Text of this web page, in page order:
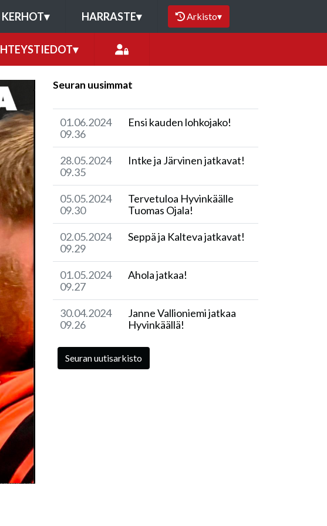
KERHOT▾ HARRASTE▾ Arkisto▾
▾
Seuran uusimmat
01.06.2024
09.36
Ensi kauden lohkojako!
28.05.2024
09.35
Intke ja Järvinen jatkavat!
05.05.2024
09.30
Tervetuloa Hyvinkäälle
Tuomas Ojala!
02.05.2024
09.29
Seppä ja Kalteva jatkavat!
01.05.2024
09.27
Ahola jatkaa!
30.04.2024
09.26
Janne Vallioniemi jatkaa
Hyvinkäällä!
Seuran uutisarkisto